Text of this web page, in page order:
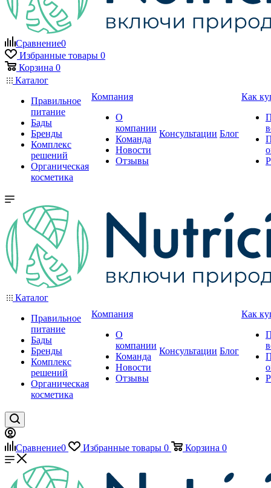
Сравнение0
Избранные товары 0
Корзина 0
Каталог
Правильное
питание
Бады
Бренды
Комплекс
решений
Органическая
косметика
Компания
О
компании
Команда
Новости
Отзывы
Консультации Блог
Как
Каталог
Правильное
питание
Бады
Бренды
Комплекс
решений
Органическая
косметика
Компания
О
компании
Команда
Новости
Отзывы
Консультации Блог
Как
Сравнение0 Избранные товары 0 Корзина 0